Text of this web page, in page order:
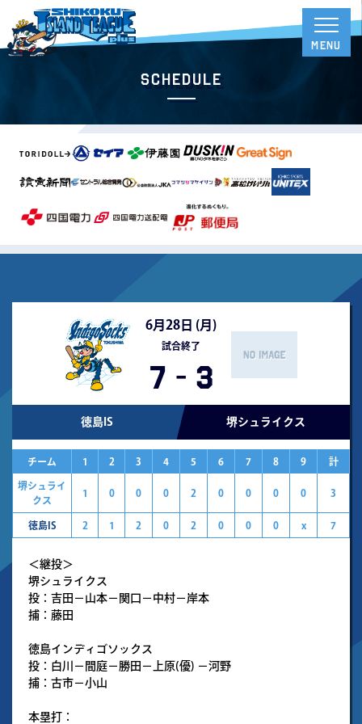
Schedule
6月28日 (月 )
試合終了
7 - 3
徳島IS 堺シュライクス
チーム 1 2 3 4 5 6 7 8 9 計
堺シュライ
クス
1 0 0 0 2 0 0 0 0 3
徳島IS 2 1 2 0 2 0 0 0 x 7
＜継投＞
堺シュライクス
投：吉田－山本－関口－中村－岸本
捕：藤田
徳島インディゴソックス
投：白川－間庭－勝田－上原(優) －河野
捕：古市－小山
本塁打：